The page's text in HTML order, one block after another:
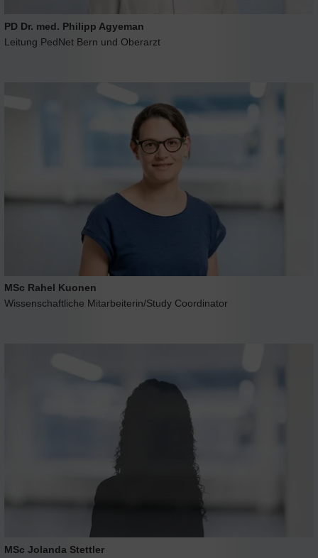
PD Dr. med. Philipp Agyeman
Leitung PedNet Bern und Oberarzt
MSc Rahel Kuonen
Wissenschaftliche Mitarbeiterin/Study Coordinator
MSc Jolanda Stettler